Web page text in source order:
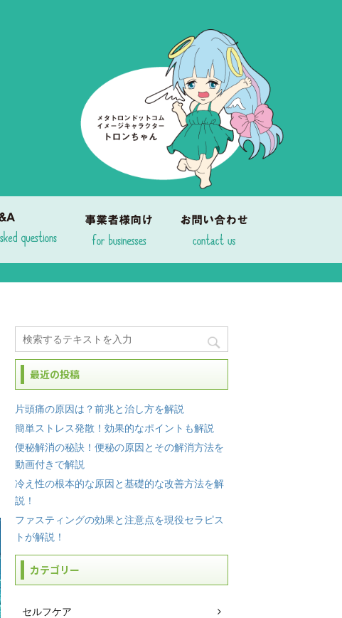
最近の投稿
片頭痛の原因は？前兆と治し方を解説
簡単ストレス発散！効果的なポイントも解説
便秘解消の秘訣！便秘の原因とその解消方法を
動画付きで解説
冷え性の根本的な原因と基礎的な改善方法を解
説！
ファスティングの効果と注意点を現役セラピス
トが解説！
カテゴリー
セルフケア